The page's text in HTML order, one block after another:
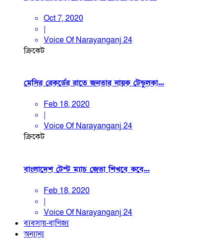
Oct 7, 2020
|
Voice Of Narayanganj 24
ক্রিকেট
মেসির রেকর্ডের রাতে জনতার নায়ক টেন্ডুলকা...
Feb 18, 2020
|
Voice Of Narayanganj 24
ক্রিকেট
বাংলাদেশ টেস্ট ম্যাচ জেতা শিখবে কবে...
Feb 18, 2020
|
Voice Of Narayanganj 24
ব্যবসায়-বাণিজ্য
অন্যান্য